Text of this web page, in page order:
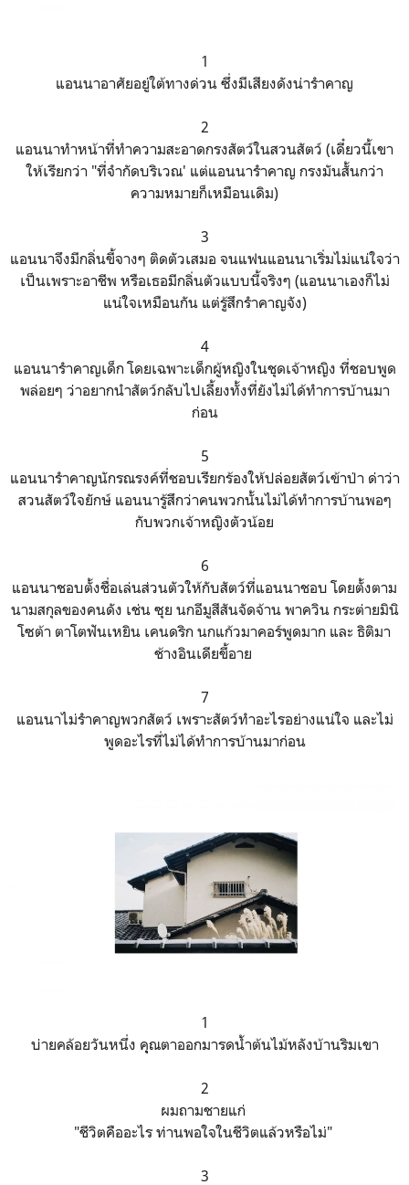
1
แอนนาอาศัยอยู่ใต้ทางด่วน ซึ่งมีเสียงดังน่ารำคาญ
2
แอนนาทำหน้าที่ทำความสะอาดกรงสัตว์ในสวนสัตว์ (เดี๋ยวนี้เขา
ให้เรียกว่า "ที่จำกัดบริเวณ' แต่แอนนารำคาญ กรงมันสั้นกว่า
ความหมายก็เหมือนเดิม)
3
แอนนาจึงมีกลิ่นขี้จางๆ ติดตัวเสมอ จนแฟนแอนนาเริ่มไม่แน่ใจว่า
เป็นเพราะอาชีพ หรือเธอมีกลิ่นตัวแบบนี้จริงๆ (แอนนาเองก็ไม่
แน่ใจเหมือนกัน แต่รู้สึกรำคาญจัง)
4
แอนนารำคาญเด็ก โดยเฉพาะเด็กผู้หญิงในชุดเจ้าหญิง ที่ชอบพูด
พล่อยๆ ว่าอยากนำสัตว์กลับไปเลี้ยงทั้งที่ยังไม่ได้ทำการบ้านมา
ก่อน
5
แอนนารำคาญนักรณรงค์ที่ชอบเรียกร้องให้ปล่อยสัตว์เข้าป่า ด่าว่า
สวนสัตว์ใจยักษ์ แอนนารู้สึกว่าคนพวกนั้นไม่ได้ทำการบ้านพอๆ
กับพวกเจ้าหญิงตัวน้อย
6
แอนนาชอบตั้งชื่อเล่นส่วนตัวให้กับสัตว์ที่แอนนาชอบ โดยตั้งตาม
นามสกุลของคนดัง เช่น ซุย นกอีมูสีสันจัดจ้าน พาควิน กระต่ายมินิ
โซต้า ตาโตฟันเหยิน เคนดริก นกแก้วมาคอร์พูดมาก และ ธิติมา
ช้างอินเดียขี้อาย
7
แอนนาไม่รำคาญพวกสัตว์ เพราะสัตว์ทำอะไรอย่างแน่ใจ และไม่
พูดอะไรที่ไม่ได้ทำการบ้านมาก่อน
1
บ่ายคล้อยวันหนึ่ง คุุณตาออกมารดน้ำต้นไม้หลังบ้านริมเขา
2
ผมถามชายแก่
"ชีวิตคืออะไร ท่านพอใจในชีวิตแล้วหรือไม่"
3